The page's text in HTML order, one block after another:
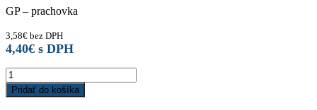
GP – prachovka
3,58€ bez DPH
4,40€ s DPH
Gufero
110x30x13
GP
Pridať do košíka